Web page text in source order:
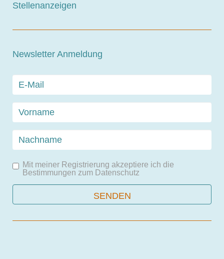
Stellenanzeigen
Newsletter Anmeldung
Mit meiner Registrierung akzeptiere ich die
Bestimmungen zum Datenschutz